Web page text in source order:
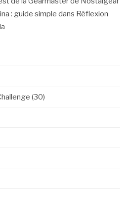
: guide simple dans Réflexion
(30)